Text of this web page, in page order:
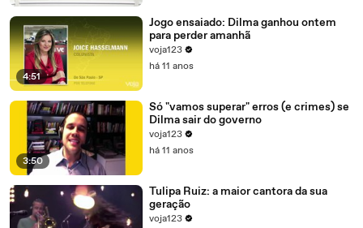
4:51
Jogo ensaiado: Dilma ganhou ontem
para perder amanhã
voja123
há 11 anos
3:50
Só "vamos superar" erros (e crimes) se
Dilma sair do governo
voja123
há 11 anos
Tulipa Ruiz: a maior cantora da sua
geração
voja123